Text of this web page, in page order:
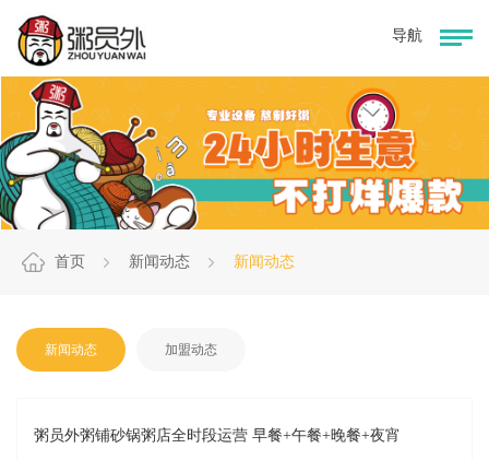
首页 新闻动态 新闻动态
新闻动态 加盟动态
粥员外粥铺砂锅粥店全时段运营 早餐+午餐+晚餐+夜宵